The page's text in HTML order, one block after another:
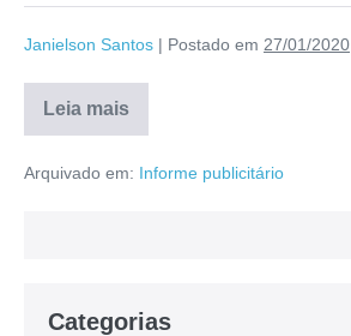
Janielson Santos | Postado em 27/01/2020
Leia mais
Arquivado em: Informe publicitário
Categorias